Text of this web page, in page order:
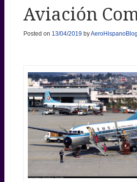
Aviación
Posted on 13/04/2019 byAeroHispanoBlog